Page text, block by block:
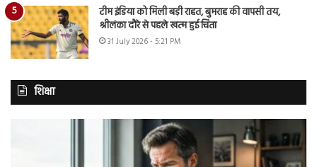
टीम इंडिया को मिली बड़ी राहत, बुमराह की वापसी तय,
श्रीलंका दौरे से पहले खत्म हुई चिंता
31 July 2026 - 5:21 PM
शिक्षा